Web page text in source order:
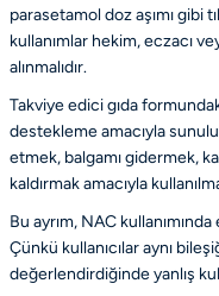
parasetamol doz aşımı gibi
kullanımlar hekim, eczacı
alınmalıdır.
Takviye edici gıda
destekleme amacıyla
etmek, balgamı gidermek,
kaldırmak amacıyla
Bu ayrım, NAC
Çünkü kullanıcılar aynı
değerlendirdiğinde yanlış